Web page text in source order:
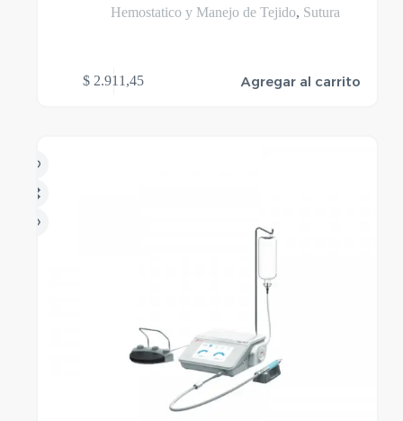
Hemostatico y Manejo de Tejido, Sutura
$ 2.911,45 Agregar al carrito